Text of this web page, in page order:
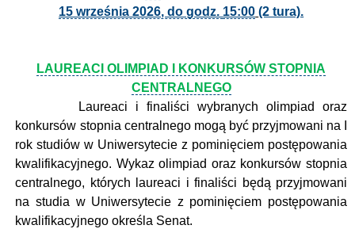
15 września 2026, do godz. 15:00 (2 tura).
LAUREACI OLIMPIAD I KONKURSÓW STOPNIA
CENTRALNEGO
Laureaci i finaliści wybranych olimpiad oraz
konkursów stopnia centralnego mogą być przyjmowani na I
rok studiów w Uniwersytecie z pominięciem postępowania
kwalifikacyjnego. Wykaz olimpiad oraz konkursów stopnia
centralnego, których laureaci i finaliści będą przyjmowani
na studia w Uniwersytecie z pominięciem postępowania
kwalifikacyjnego określa Senat.